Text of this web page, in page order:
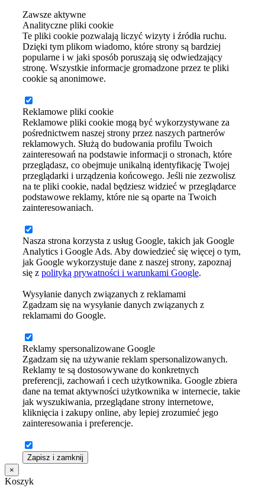
Zawsze aktywne
Analityczne pliki cookie
Te pliki cookie pozwalają liczyć wizyty i źródła ruchu.
Dzięki tym plikom wiadomo, które strony są bardziej
popularne i w jaki sposób poruszają się odwiedzający
stronę. Wszystkie informacje gromadzone przez te pliki
cookie są anonimowe.
Reklamowe pliki cookie
Reklamowe pliki cookie mogą być wykorzystywane za
pośrednictwem naszej strony przez naszych partnerów
reklamowych. Służą do budowania profilu Twoich
zainteresowań na podstawie informacji o stronach, które
przeglądasz, co obejmuje unikalną identyfikację Twojej
przeglądarki i urządzenia końcowego. Jeśli nie zezwolisz
na te pliki cookie, nadal będziesz widzieć w przeglądarce
podstawowe reklamy, które nie są oparte na Twoich
zainteresowaniach.
Nasza strona korzysta z usług Google, takich jak Google
Analytics i Google Ads. Aby dowiedzieć się więcej o tym,
jak Google wykorzystuje dane z naszej strony, zapoznaj
się z polityką prywatności i warunkami Google.
Wysyłanie danych związanych z reklamami
Zgadzam się na wysyłanie danych związanych z
reklamami do Google.
Reklamy spersonalizowane Google
Zgadzam się na używanie reklam spersonalizowanych.
Reklamy te są dostosowywane do konkretnych
preferencji, zachowań i cech użytkownika. Google zbiera
dane na temat aktywności użytkownika w internecie, takie
jak wyszukiwania, przeglądane strony internetowe,
kliknięcia i zakupy online, aby lepiej zrozumieć jego
zainteresowania i preferencje.
Zapisz i zamknij
×
Koszyk